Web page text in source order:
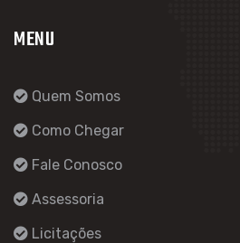
MENU
Quem Somos
Como Chegar
Fale Conosco
Assessoria
Licitações